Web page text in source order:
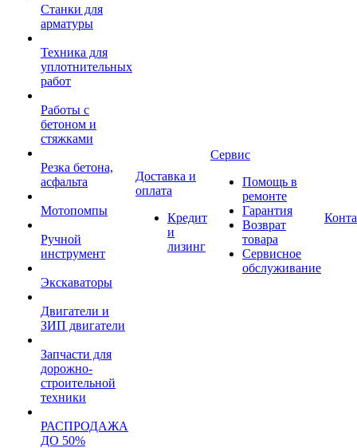
Станки для
арматуры
Техника для
уплотнительных
работ
Работы с
бетоном и
стяжками
Резка бетона,
асфальта
Мотопомпы
Ручной
инструмент
Экскаваторы
Двигатели и
ЗИП двигатели
Запчасти для
дорожно-
строительной
техники
РАСПРОДАЖА
ДО 50%
Доставка и
оплата
Кредит
и
лизинг
Сервис
Помощь в
ремонте
Гарантия
Возврат
товара
Сервисное
обслуживание